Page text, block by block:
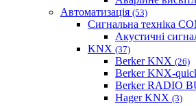
Автоматизація (53)
Сигнальна техніка
Акустичні
KNX (37)
Berker KNX (26)
Berker KNX-
Berker RADIO
Hager KNX (3)